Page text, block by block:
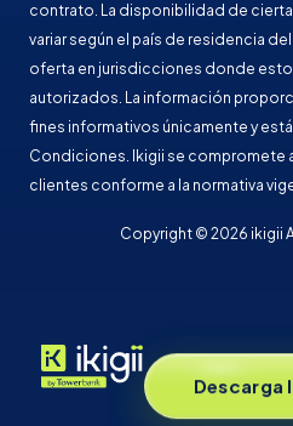
Descarga
contrato. La disponibilidad de
variar según el país de residencia
oferta en jurisdicciones donde
autorizados. La información
fines informativos únicamente y
Condiciones. Ikigii se compromete
clientes conforme a la normativa
Copyright © 2026 ikigii